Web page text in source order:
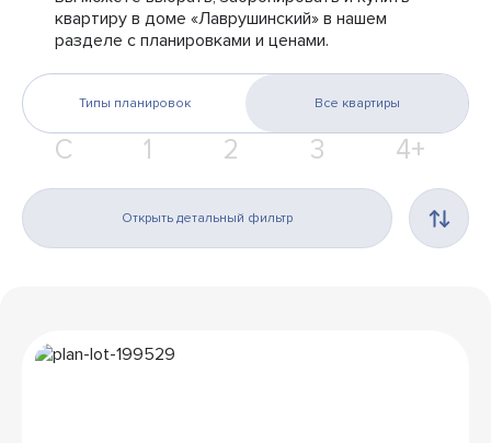
квартиру в доме «Лаврушинский» в нашем
разделе с планировками и ценами.
Типы планировок Все квартиры
С 1 2 3 4+
Открыть детальный фильтр